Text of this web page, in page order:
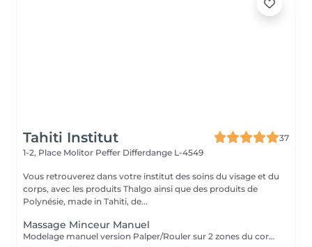
Tahiti Institut
37
1-2, Place Molitor Peffer Differdange L-4549
Vous retrouverez dans votre institut des soins du visage et du
corps, avec les produits Thalgo ainsi que des produits de
Polynésie, made in Tahiti, de...
Massage Minceur Manuel
Modelage manuel version Palper/Rouler sur 2 zones du corps.